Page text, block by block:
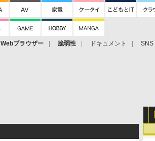
Webブラウザー 脆弱性 ドキュメント SNS